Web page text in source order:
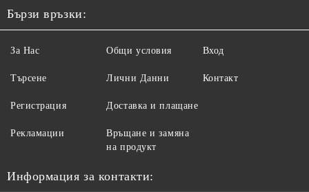
Бързи връзки:
За Нас
Търсене
Регистрация
Рекламации
Общи условия
Лични Данни
Доставка и плащане
Връщане и замяна
на продукт
Вход
Контакт
Информация за контакти: